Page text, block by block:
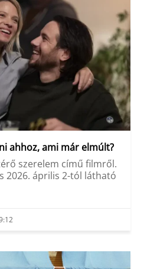
ahhoz, ami már elmúlt?
szerelem című filmről.
2026. április 2-tól látható